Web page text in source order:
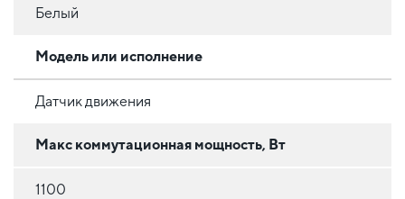
Белый
Модель или исполнение
Датчик движения
Макс коммутационная мощность, Вт
1100